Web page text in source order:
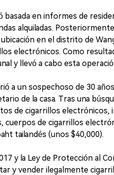
en informes de
alquiladas.
en el distrito de
electrónicos. Como
y llevó a cabo esta
a un sospechoso de 30
de la casa. Tras una
de cigarrillos electrónicos,
cuerpos de cigarrillos
tailandés (unos $40,000).
y la Ley de Protección al
y vender ilegalmente